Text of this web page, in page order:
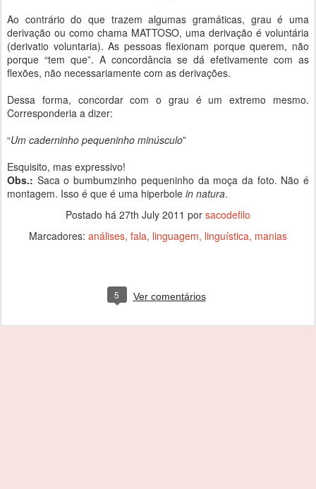
Ao contrário do que trazem algumas gramáticas, grau é uma
derivação ou como chama MATTOSO, uma derivação é voluntária
(derivatio voluntaria). As pessoas flexionam porque querem, não
porque “tem que”. A concordância se dá efetivamente com as
flexões, não necessariamente com as derivações.
Dessa forma, concordar com o grau é um extremo mesmo.
Corresponderia a dizer:
“Um caderninho pequeninho minúsculo”
Esquisito, mas expressivo!
Obs.: Saca o bumbumzinho pequeninho da moça da foto. Não é
montagem. Isso é que é uma hiperbole in natura.
Postado há 27th July 2011 por sacodefilo
Marcadores: análises fala linguagem linguística manias
5 Ver comentários